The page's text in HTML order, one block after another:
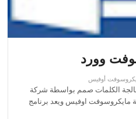
وورد
أوفيس
الكلمات صمم بواسطة شركة
اوفيس ويعد برنامج